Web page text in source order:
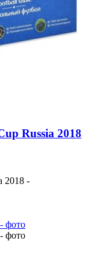
Russia 2018
2018 -